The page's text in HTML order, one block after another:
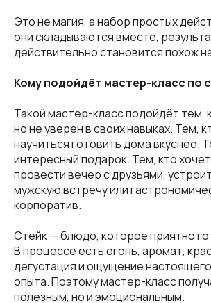
Это не магия, а набор простых
они складываются вместе,
действительно становится похож
Кому подойдёт мастер-класс по
Такой мастер-класс подойдёт тем,
но не уверен в своих навыках. Тем,
научиться готовить дома вкуснее.
интересный подарок. Тем, кто
провести вечер с друзьями,
мужскую встречу или
корпоратив.
Стейк — блюдо, которое приятно
В процессе есть огонь, аромат,
дегустация и ощущение
опыта. Поэтому мастер-класс
полезным, но и эмоциональным.